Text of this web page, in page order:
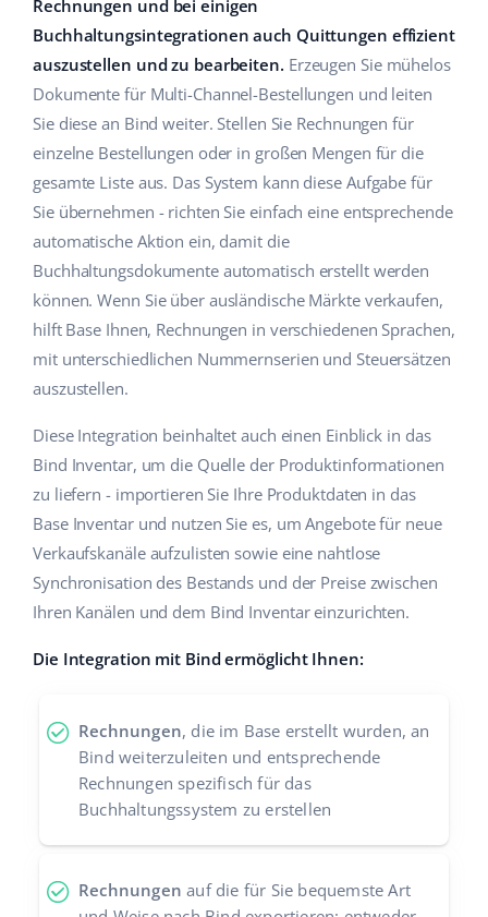
Marktplatz-Manager
Workflow-Automatisierung
Versandmanagement
Preisautomatisierung
KI für E-Commerce
Ecosystem
Base Analytics
Base Connect
Haus & Garten
Produkte für Kinder
Elektronik
Autoteile
Supermarkt
Health & Beauty
Mode
Hilfe
Akademie
Marketplace Ebook
Blog
Dienstleistungen
Systemimplementierungen
Base.com Audit
Vorteilsrechner
Zusammenarbeit und Partner
Kontakt
english (US)
english (GB)
english (IN)
čeština
deutsch
Ελληνικά
español (AR)
español (MX)
Italiano
polski
português (BR)
română
Rechnungen und bei einigen
Buchhaltungsintegrationen auch Quittungen effizient
auszustellen und zu bearbeiten. Erzeugen Sie mühelos
Dokumente für Multi-Channel-Bestellungen und leiten
Sie diese an Bind weiter. Stellen Sie Rechnungen für
einzelne Bestellungen oder in großen Mengen für die
gesamte Liste aus. Das System kann diese Aufgabe für
Sie übernehmen - richten Sie einfach eine entsprechende
automatische Aktion ein, damit die
Buchhaltungsdokumente automatisch erstellt werden
können. Wenn Sie über ausländische Märkte verkaufen,
hilft Base Ihnen, Rechnungen in verschiedenen Sprachen,
mit unterschiedlichen Nummernserien und Steuersätzen
auszustellen.
Diese Integration beinhaltet auch einen Einblick in das
Bind Inventar, um die Quelle der Produktinformationen
zu liefern - importieren Sie Ihre Produktdaten in das
Base Inventar und nutzen Sie es, um Angebote für neue
Verkaufskanäle aufzulisten sowie eine nahtlose
Synchronisation des Bestands und der Preise zwischen
Ihren Kanälen und dem Bind Inventar einzurichten.
Die Integration mit Bind ermöglicht Ihnen:
Rechnungen, die im Base erstellt wurden, an
Bind weiterzuleiten und entsprechende
Rechnungen spezifisch für das
Buchhaltungssystem zu erstellen
Rechnungen auf die für Sie bequemste Art